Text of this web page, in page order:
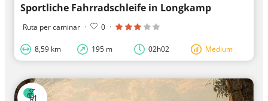
Sportliche Fahrradschleife in Longkamp
Ruta per caminar · 0 ·
8,59 km 195 m 02h02 Medium